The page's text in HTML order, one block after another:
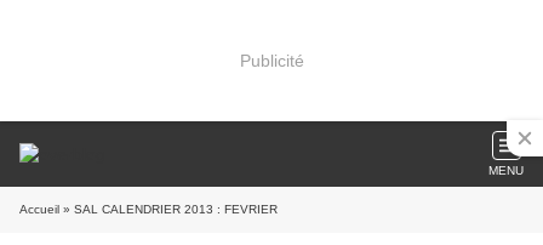
Publicité
MENU
Accueil » SAL CALENDRIER 2013 : FEVRIER